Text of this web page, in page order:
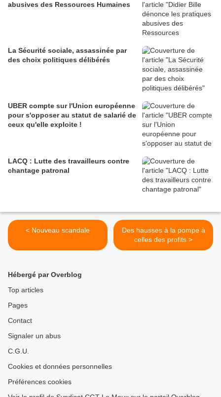
abusives des Ressources Humaines
La Sécurité sociale, assassinée par
des choix politiques délibérés
UBER compte sur l'Union européenne
pour s'opposer au statut de salarié de
ceux qu'elle exploite !
LACQ : Lutte des travailleurs contre
chantage patronal
< Nouveau scandale
Des hausses à la pompe à
celles des profits >
Hébergé par Overblog
Top articles
Pages
Contact
Signaler un abus
C.G.U.
Cookies et données personnelles
Préférences cookies